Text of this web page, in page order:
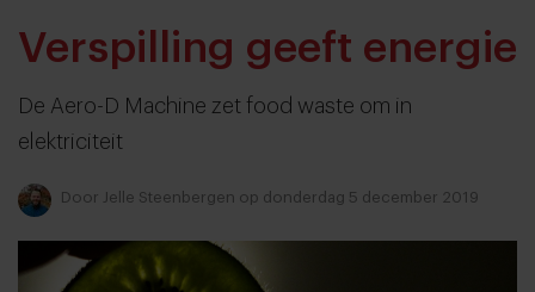
Verspilling geeft energie
De Aero-D Machine zet food waste om in
elektriciteit
Door Jelle Steenbergen op donderdag 5 december 2019